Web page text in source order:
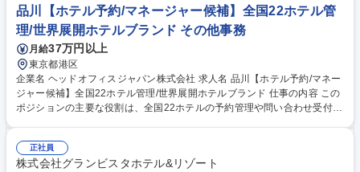
品川【ホテル予約/マネージャー候補】全国22ホテル管
理/世界展開ホテルブランド その他事務
月給37万円以上
東京都港区
企業名 ヘッドオフィスジャパン株式会社 求人名 品川【ホテル予約/マネー
ジャー候補】全国22ホテル管理/世界展開ホテルブランド 仕事の内容 この
ポジションの主要な役割は、全国22ホテルの予約管理や問い合わせ受付等
どのPC打ち込み ■専用システムでの予約等の入力作業 ■各ホテルへ予約の
共有、サービス確認 ■旅行会社からのお問合せ受付など 募集職種 品川
正社員
株式会社グランビスタホテル&リゾート